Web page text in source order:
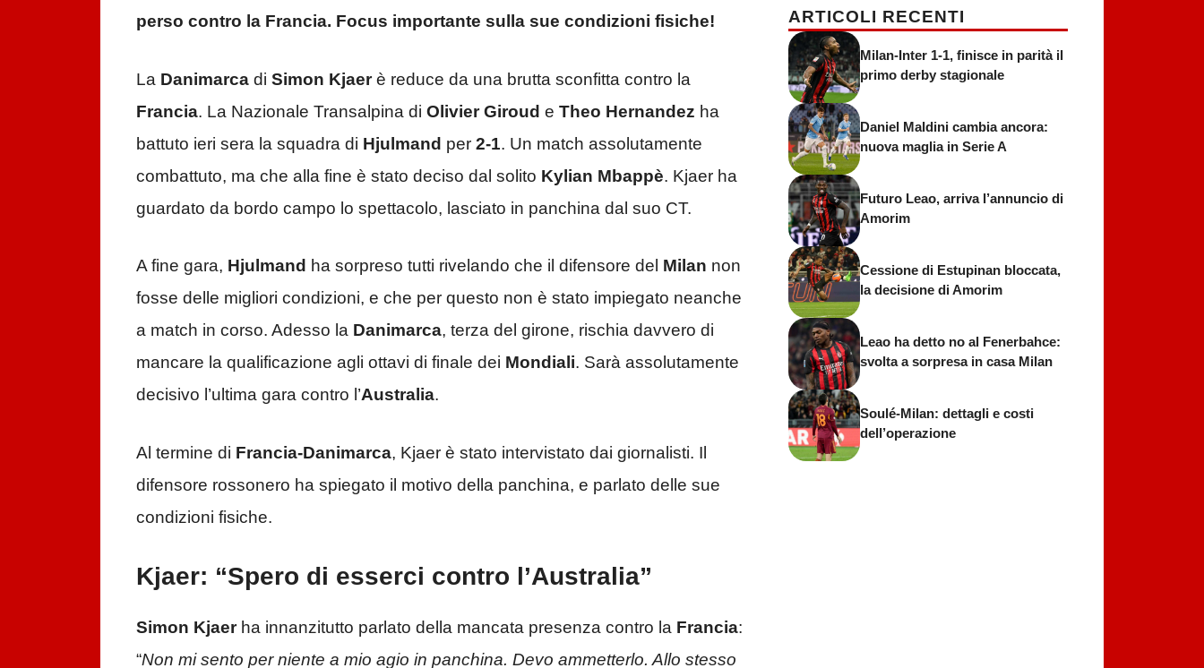
perso contro la Francia. Focus importante sulla sue condizioni fisiche!
La Danimarca di Simon Kjaerè reduce da una brutta sconfitta contro la
Francia. La Nazionale Transalpina di Olivier Giroud e Theo Hernandez ha
battuto ieri sera la squadra di Hjulmand per 2-1. Un match assolutamente
combattuto, ma che alla fine è stato deciso dal solito Kylian Mbappè. Kjaer ha
guardato da bordo campo lo spettacolo, lasciato in panchina dal suo CT.
A fine gara, Hjulmand ha sorpreso tutti rivelando che il difensore del Milan non
fosse delle migliori condizioni, e che per questo non è stato impiegato neanche
a match in corso. Adesso la Danimarca, terza del girone, rischia davvero di
mancare la qualificazione agli ottavi di finale dei Mondiali. Sarà assolutamente
decisivo l’ultima gara contro l’Australia.
Al termine di Francia-Danimarca, Kjaer è stato intervistato dai giornalisti. Il
difensore rossonero ha spiegato il motivo della panchina, e parlato delle sue
condizioni fisiche.
Kjaer: “Spero di esserci contro l’Australia”
Simon Kjaerha innanzitutto parlato della mancata presenza contro la Francia:
“Non mi sento per niente a mio agio in panchina. Devo ammetterlo. Allo stesso
ARTICOLI RECENTI
Milan-Inter 1-1, finisce in parità il
primo derby stagionale
Daniel Maldini cambia ancora:
nuova maglia in Serie A
Futuro Leao, arriva l’annuncio di
Amorim
Cessione di Estupinan bloccata,
la decisione di Amorim
Leao ha detto no al Fenerbahce:
svolta a sorpresa in casa Milan
Soulé-Milan: dettagli e costi
dell’operazione